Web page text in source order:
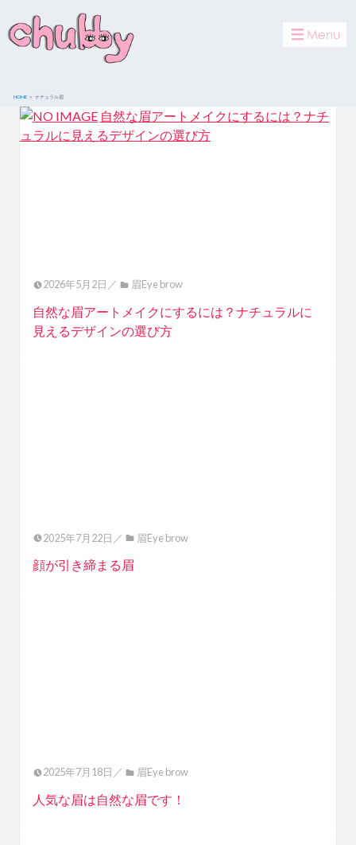
HOME ナチュラル眉
自然な眉アートメイクにするには？ナチ
ュラルに見えるデザインの選び方
2026年5月2日／ 眉Eye brow
自然な眉アートメイクにするには？ナチュラルに
見えるデザインの選び方
2025年7月22日／ 眉Eye brow
顔が引き締まる眉
2025年7月18日／ 眉Eye brow
人気な眉は自然な眉です！